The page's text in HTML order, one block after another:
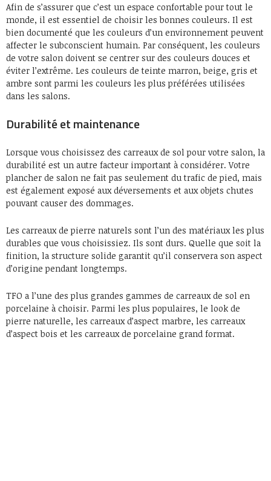
Afin de s’assurer que c’est un espace confortable pour tout le
monde, il est essentiel de choisir les bonnes couleurs. Il est
bien documenté que les couleurs d’un environnement peuvent
affecter le subconscient humain. Par conséquent, les couleurs
de votre salon doivent se centrer sur des couleurs douces et
éviter l’extrême. Les couleurs de teinte marron, beige, gris et
ambre sont parmi les couleurs les plus préférées utilisées
dans les salons.
Durabilité et maintenance
Lorsque vous choisissez des carreaux de sol pour votre salon, la
durabilité est un autre facteur important à considérer. Votre
plancher de salon ne fait pas seulement du trafic de pied, mais
est également exposé aux déversements et aux objets chutes
pouvant causer des dommages.
Les carreaux de pierre naturels sont l’un des matériaux les plus
durables que vous choisissiez. Ils sont durs. Quelle que soit la
finition, la structure solide garantit qu’il conservera son aspect
d’origine pendant longtemps.
TFO a l’une des plus grandes gammes de carreaux de sol en
porcelaine à choisir. Parmi les plus populaires, le look de
pierre naturelle, les carreaux d’aspect marbre, les carreaux
d’aspect bois et les carreaux de porcelaine grand format.